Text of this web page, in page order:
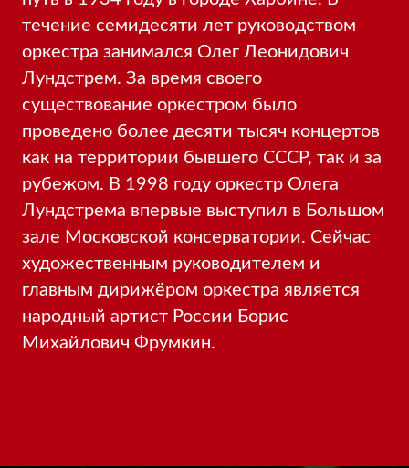
течение семидесяти лет руководством
оркестра занимался Олег Леонидович
Лундстрем. За время своего
существование оркестром было
проведено более десяти тысяч концертов
как на территории бывшего СССР, так и за
рубежом. В 1998 году оркестр Олега
Лундстрема впервые выступил в Большом
зале Московской консерватории. Сейчас
художественным руководителем и
главным дирижёром оркестра является
народный артист России Борис
Михайлович Фрумкин.